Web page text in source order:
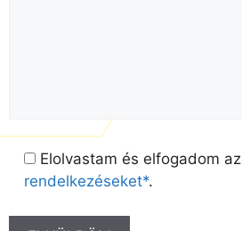
Elolvastam és elfogadom az
rendelkezéseket*.